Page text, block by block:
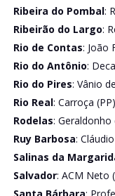
Ribeira do Pombal:
Ribeirão do Largo:
Rio de Contas: João
Rio do Antônio:
Rio do Pires: Vânio
Rio Real: Carroça
Rodelas: Geraldonho
Ruy Barbosa:
Salinas da
Salvador: ACM Neto